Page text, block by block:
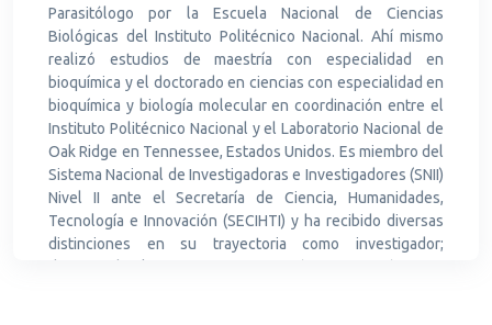
Parasitólogo por la Escuela Nacional de Ciencias
Biológicas del Instituto Politécnico Nacional. Ahí mismo
realizó estudios de maestría con especialidad en
bioquímica y el doctorado en ciencias con especialidad en
bioquímica y biología molecular en coordinación entre el
Instituto Politécnico Nacional y el Laboratorio Nacional de
Oak Ridge en Tennessee, Estados Unidos. Es miembro del
Sistema Nacional de Investigadoras e Investigadores (SNII)
Nivel II ante el Secretaría de Ciencia, Humanidades,
Tecnología e Innovación (SECIHTI) y ha recibido diversas
distinciones en su trayectoria como investigador;
destacando el Premio en Investigación en Nutrición 2011